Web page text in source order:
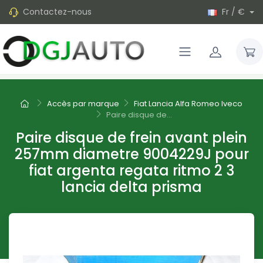
Contactez-nous Fr / €
Accès par marque
Fiat Lancia Alfa Romeo Iveco
Paire disque de...
Paire disque de frein avant plein
257mm diametre 9004229J pour
fiat argenta regata ritmo 2 3
lancia delta prisma